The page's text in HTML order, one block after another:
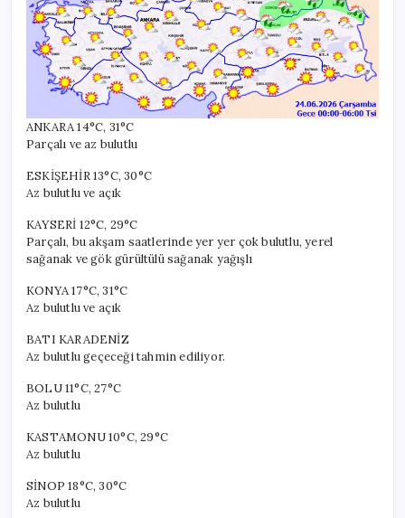
ANKARA 14°C, 31°C
Parçalı ve az bulutlu
ESKİŞEHİR 13°C, 30°C
Az bulutlu ve açık
KAYSERİ 12°C, 29°C
Parçalı, bu akşam saatlerinde yer yer çok bulutlu, yerel
sağanak ve gök gürültülü sağanak yağışlı
KONYA 17°C, 31°C
Az bulutlu ve açık
BATI KARADENİZ
Az bulutlu geçeceği tahmin ediliyor.
BOLU 11°C, 27°C
Az bulutlu
KASTAMONU 10°C, 29°C
Az bulutlu
SİNOP 18°C, 30°C
Az bulutlu